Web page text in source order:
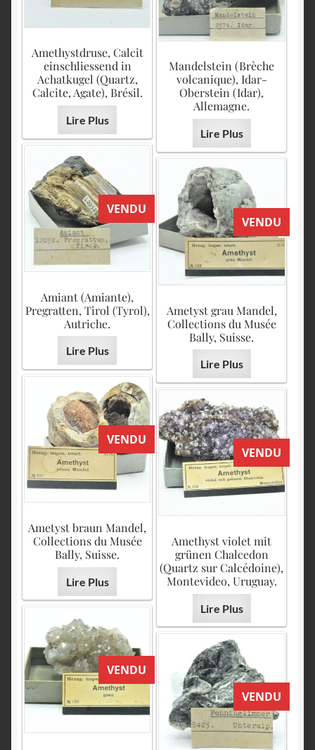
Amethystdruse, Calcit
einschliessend in
Achatkugel (Quartz,
Calcite, Agate), Brésil.
Lire Plus
Mandelstein (Brèche
volcanique), Idar-
Oberstein (Idar),
Allemagne.
Lire Plus
VENDU
Amiant (Amiante),
Pregratten, Tirol (Tyrol),
Autriche.
Lire Plus
VENDU
Ametyst grau Mandel,
Collections du Musée
Bally, Suisse.
Lire Plus
VENDU
Ametyst braun Mandel,
Collections du Musée
Bally, Suisse.
Lire Plus
VENDU
Amethyst violet mit
grünen Chalcedon
(Quartz sur Calcédoine),
Montevideo, Uruguay.
Lire Plus
VENDU
VENDU